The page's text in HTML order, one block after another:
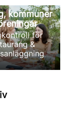
kommuner
för
&